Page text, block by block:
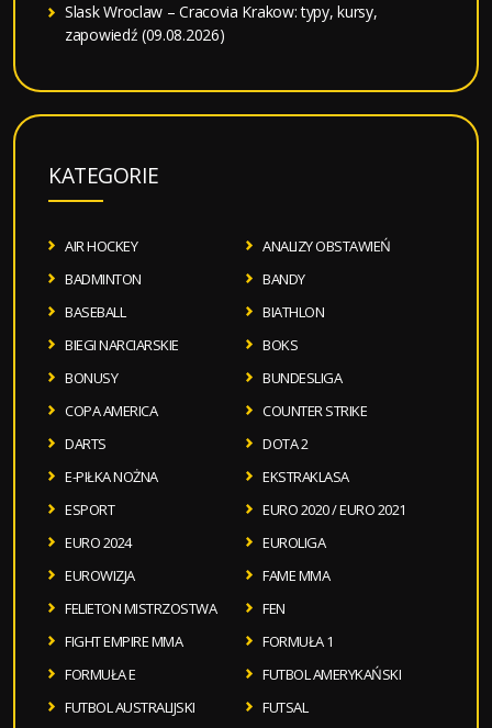
Slask Wroclaw – Cracovia Krakow: typy, kursy,
zapowiedź (09.08.2026)
KATEGORIE
AIR HOCKEY
ANALIZY OBSTAWIEŃ
BADMINTON
BANDY
BASEBALL
BIATHLON
BIEGI NARCIARSKIE
BOKS
BONUSY
BUNDESLIGA
COPA AMERICA
COUNTER STRIKE
DARTS
DOTA 2
E-PIŁKA NOŻNA
EKSTRAKLASA
ESPORT
EURO 2020 / EURO 2021
EURO 2024
EUROLIGA
EUROWIZJA
FAME MMA
FELIETON MISTRZOSTWA
FEN
FIGHT EMPIRE MMA
FORMUŁA 1
FORMUŁA E
FUTBOL AMERYKAŃSKI
FUTBOL AUSTRALIJSKI
FUTSAL